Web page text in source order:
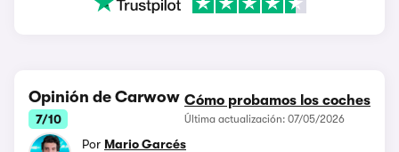
Opinión de Carwow
7/10
Cómo probamos los coches
Última actualización: 07/05/2026
Por Mario Garcés